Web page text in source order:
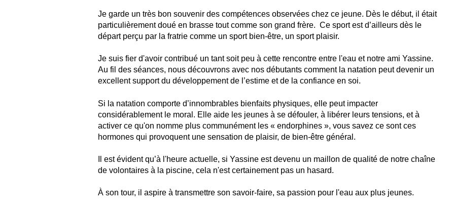
Je garde un très bon souvenir des compétences observées chez ce jeune. Dès le début, il était
particulièrement doué en brasse tout comme son grand frère. Ce sport est d’ailleurs dès le
départ perçu par la fratrie comme un sport bien-être, un sport plaisir.
Je suis fier d'avoir contribué un tant soit peu à cette rencontre entre l'eau et notre ami Yassine.
Au fil des séances, nous découvrons avec nos débutants comment la natation peut devenir un
excellent support du développement de l’estime et de la confiance en soi.
Si la natation comporte d’innombrables bienfaits physiques, elle peut impacter
considérablement le moral. Elle aide les jeunes à se défouler, à libérer leurs tensions, et à
activer ce qu'on nomme plus communément les « endorphines », vous savez ce sont ces
hormones qui provoquent une sensation de plaisir, de bien-être général.
Il est évident qu’à l'heure actuelle, si Yassine est devenu un maillon de qualité de notre chaîne
de volontaires à la piscine, cela n'est certainement pas un hasard.
À son tour, il aspire à transmettre son savoir-faire, sa passion pour l'eau aux plus jeunes.